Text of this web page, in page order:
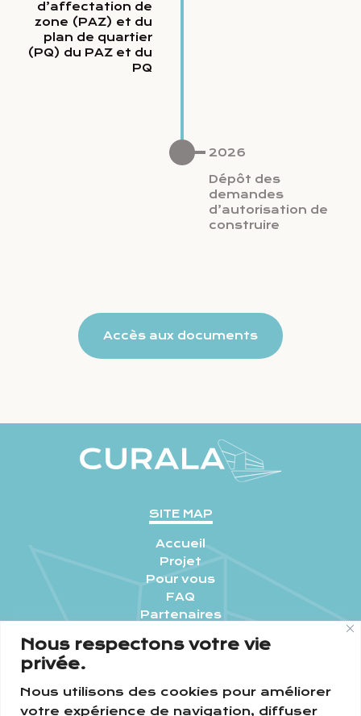
Nous respectons votre vie
privée.
Nous utilisons des cookies pour améliorer
votre expérience de navigation, diffuser
d’affectation de
zone (PAZ) et du
plan de quartier
(PQ) du PAZ et du
PQ
2026
Dépôt des
demandes
d’autorisation de
construire
Accès aux documents
SITE MAP
Accueil
Projet
Pour vous
FAQ
Partenaires
Contact
Commune de Val de Bagnes